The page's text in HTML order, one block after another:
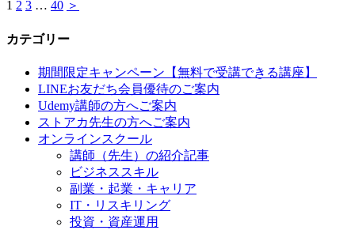
1 2 3 … 40 ＞
カテゴリー
期間限定キャンペーン【無料で受講できる講座】
LINEお友だち会員優待のご案内
Udemy講師の方へご案内
ストアカ先生の方へご案内
オンラインスクール
講師（先生）の紹介記事
ビジネススキル
副業・起業・キャリア
IT・リスキリング
投資・資産運用